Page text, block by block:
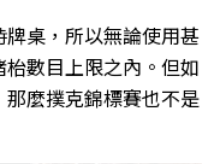
桌，所以無論使用甚
數目上限之內。但如
麼撲克錦標賽也不是